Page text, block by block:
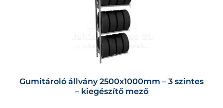
Gumitároló állvány 2500x1000mm – 3 szintes
– kiegészítő mező